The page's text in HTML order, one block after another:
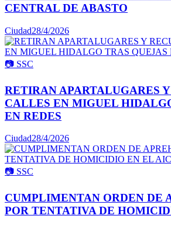
CENTRAL DE ABASTO
Ciudad28/4/2026
📷 SSC
RETIRAN APARTALUGARES
CALLES EN MIGUEL
EN REDES
Ciudad28/4/2026
📷 SSC
CUMPLIMENTAN ORDEN DE
POR TENTATIVA DE